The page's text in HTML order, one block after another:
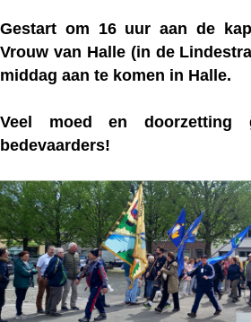
Gestart om 16 uur aan de
Vrouw van Halle (in de
middag aan te komen in Halle.
Veel moed en doorzetting
bedevaarders!